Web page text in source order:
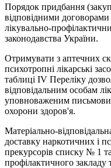
Порядок придбання
відповідними
лікувально-
законодавства України.
Отримувати з аптечних
психотропні лікарські
таблиці IV Переліку
відповідальним особам
уповноваженим
охорони здоров'я.
Матеріально-
доставку наркотичних і
прекурсорів списку № 1
профілактичного закладу